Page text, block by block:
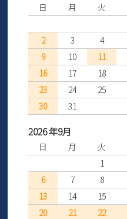
日 月 火
2
3 4
9
10 11
16
17 18
23
24 25
30
31
2026 年9月
日 月 火
1
6
7 8
13
14 15
20
21 22